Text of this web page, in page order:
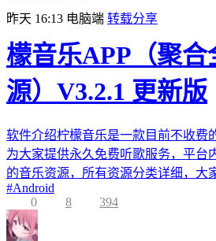
昨天 16:13 电脑端 转载分享
檬音乐APP（聚合
源）V3.2.1 更新版
软件介绍柠檬音乐是一款目前不收费
为大家提供永久免费听歌服务，平台
的音乐资源，所有资源分类详细，大
#Android
0
8 394